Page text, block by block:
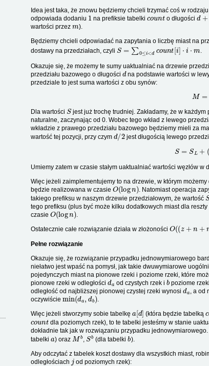
Idea jest taka, że znowu będziemy chcieli trzymać coś w
odpowiada dodaniu 1na prefiksie tabelkicount o długościd+1
wartości przez m).
Będziemy chcieli odpowiadać na zapytania o liczbę miast na
dostawy na przedziałach, czyli S= 0≤ ]⋅i⋅m .
Okazuje się, że możemy te sumy uaktualniać na drzewie
przedziału bazowego o długości dna podstawie wartości w
przedziale to jest suma wartości z obu synów:
M=
Dla wartości S jest już trochę trudniej. Zakładamy, że w
naturalne, zaczynając od 0. Wobec tego wkład z lewego
wkładzie z prawego przedziału bazowego będziemy mieli za
wartość tej pozycji, przy czym d/2jest długością lewego
=S L+ (
Umiemy zatem w czasie stałym uaktualniać wartości węzłów w
Więc jeżeli zaimplementujemy to na drzewie, w którym
będzie realizowana w czasie O(logn) . Natomiast operacja
takiego prefiksu w naszym drzewie przedziałowym, że wartość
tego prefiksu (plus być może kilku dodatkowych miast dla reszty
czasie O(log n)
Ostatecznie całe rozwiązanie działa w złożoności O(( n m
Pełne rozwiązanie
Okazuje się, że rozwiązanie przypadku jednowymiarowego
niełatwo jest wpaść na pomysł, jak takie dwuwymiarowe
pojedynczych miast na pionowe rzeki i poziome rzeki, które
pionowe rzeki w odległości daod czystych rzek i bpoziome
odległość od najbliższej pionowej czystej rzeki wynosi da, a od
oczywiście min(da,db).
Więc jeżeli stworzymy sobie tabelkę [ d] (która będzie tabelką
count dla poziomych rzek), to te tabelki jesteśmy w stanie
dokładnie tak jak w rozwiązaniu przypadku
tabelki a) orazMb, Sb(dla tabelkib).
Aby odczytać z tabelek koszt dostawy dla wszystkich miast,
odległościach j od poziomych rzek):